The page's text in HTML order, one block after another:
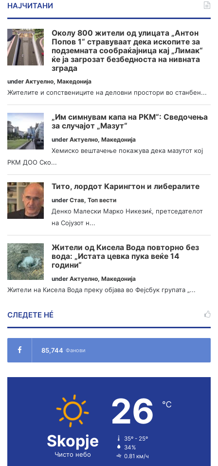
НАЈЧИТАНИ
Околу 800 жители од улицата „Антон
Попов 1“ стравуваат дека ископите за
подземната сообраќајница кај „Лимак“
ќе ја загрозат безбедноста на нивната
зграда
under Актуелно, Македонија
Жителите и сопствениците на деловни простори во станбен...
„Им симнувам капа на РКМ“: Сведочења
за случајот „Мазут“
under Актуелно, Македонија
Хемиско вештачење покажува дека мазутот кој
РКМ ДОО Ско...
Тито, лордот Карингтон и либералите
under Став, Топ вести
Денко Малески Марко Никезиќ, претседателот
на Сојузот н...
Жители од Кисела Вода повторно без
вода: „Истата цевка пука веќе 14
години“
under Актуелно, Македонија
Жители на Кисела Вода преку објава во Фејсбук групата „...
СЛЕДЕТЕ НÉ
85,744 Фанови
Skopje
Чисто небо
26 ℃
35º - 25º
34%
0.81 км/ч